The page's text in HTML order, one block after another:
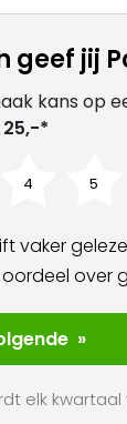
geef jij
kans op
*
5
4
vaker
over
»
elk kwartaal